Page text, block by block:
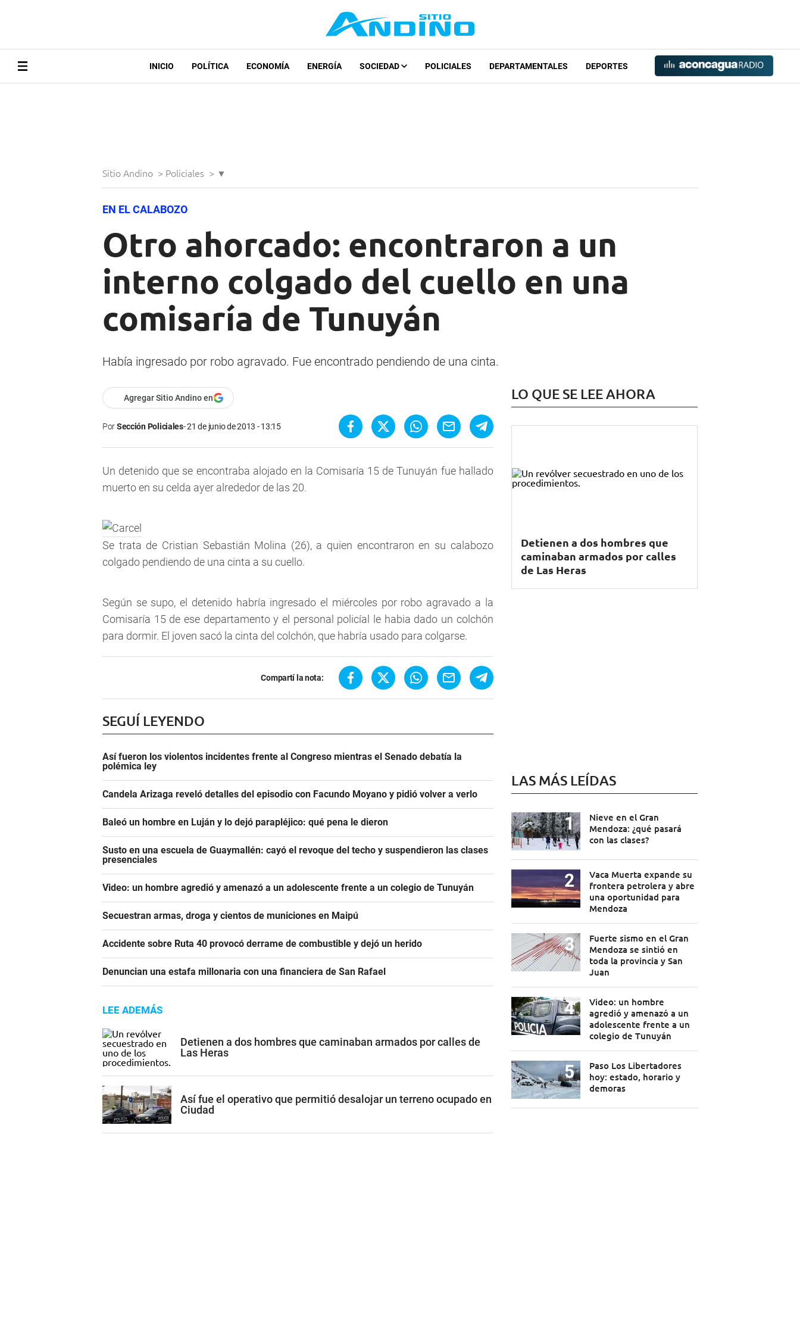
INICIO POLÍTICA ECONOMÍA ENERGÍA SOCIEDAD POLICIALES DEPARTAMENTALES DEPORTES
Sitio Andino > Policiales > ▼
EN EL CALABOZO
Otro ahorcado: encontraron a un
interno colgado del cuello en una
comisaría de Tunuyán
Había ingresado por robo agravado. Fue encontrado pendiendo de una cinta.
Agregar Sitio Andino en
PorSección Policiales 21 de junio de 2013 - 13:15
Un detenido que se encontraba alojado en la Comisaría 15 de Tunuyán fue hallado
muerto en su celda ayer alrededor de las 20.
Se trata de Cristian Sebastián Molina (26), a quien encontraron en su calabozo
colgado pendiendo de una cinta a su cuello.
Según se supo, el detenido habría ingresado el miércoles por robo agravado a la
Comisaría 15 de ese departamento y el personal policíal le habia dado un colchón
para dormir. El joven sacó la cinta del colchón, que habría usado para colgarse.
Compartí la nota:
SEGUÍ LEYENDO
Así fueron los violentos incidentes frente al Congreso mientras el Senado debatía la
polémica ley
Candela Arizaga reveló detalles del episodio con Facundo Moyano y pidió volver a verlo
Baleó un hombre en Luján y lo dejó parapléjico: qué pena le dieron
Susto en una escuela de Guaymallén: cayó el revoque del techo y suspendieron las clases
presenciales
Video: un hombre agredió y amenazó a un adolescente frente a un colegio de Tunuyán
Secuestran armas, droga y cientos de municiones en Maipú
Accidente sobre Ruta 40 provocó derrame de combustible y dejó un herido
Denuncian una estafa millonaria con una financiera de San Rafael
LEE ADEMÁS
Detienen a dos hombres que caminaban armados por calles de
Las Heras
Así fue el operativo que permitió desalojar un terreno ocupado en
Ciudad
LO QUE SE LEE AHORA
Detienen a dos hombres que
caminaban armados por calles
de Las Heras
LAS MÁS LEÍDAS
Nieve en el Gran
Mendoza: ¿qué pasará
con las clases?
Vaca Muerta expande su
frontera petrolera y abre
una oportunidad para
Mendoza
Fuerte sismo en el Gran
Mendoza se sintió en
toda la provincia y San
Juan
Video: un hombre
agredió y amenazó a un
adolescente frente a un
colegio de Tunuyán
Paso Los Libertadores
hoy: estado, horario y
demoras